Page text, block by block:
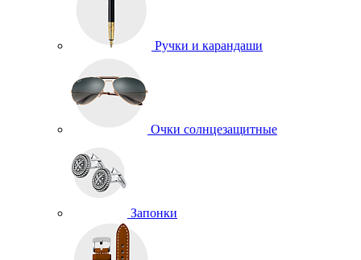
Ручки и карандаши
Очки солнцезащитные
Запонки